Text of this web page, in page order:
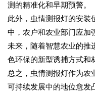
测的精准化和早期预警。
此外，虫情测报灯的安装
中，农户和农业部门应加
未来，随着智慧农业的推
色环保的新型诱捕方式和
总之，虫情测报灯作为农
可持续发展中的地位愈发